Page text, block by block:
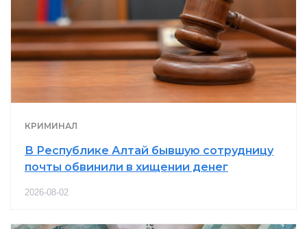
КРИМИНАЛ
В Республике Алтай бывшую сотрудницу
почты обвинили в хищении денег
2026-08-02